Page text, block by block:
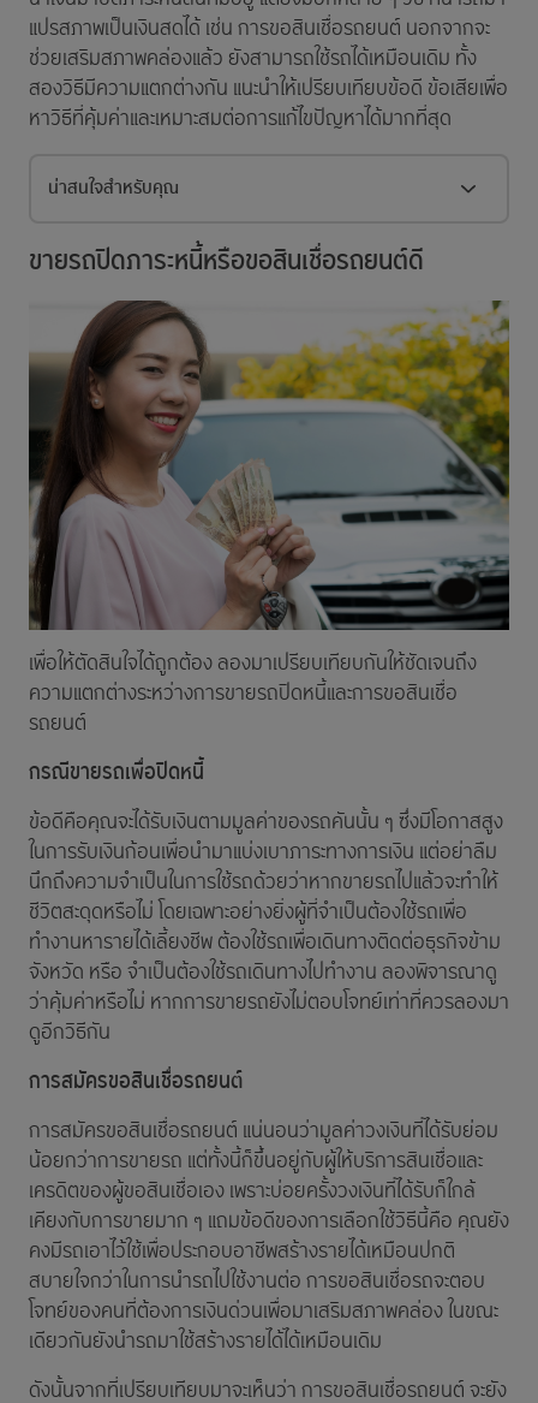
แปรสภาพเป็นเงินสดได้ เช่น การขอสินเชื่อรถยนต์ นอกจากจะ
ช่วยเสริมสภาพคล่องแล้ว ยังสามารถใช้รถได้เหมือนเดิม ทั้ง
สองวิธีมีความแตกต่างกัน แนะนำให้เปรียบเทียบข้อดี ข้อเสียเพื่อ
หาวิธีที่คุ้มค่าและเหมาะสมต่อการแก้ไขปัญหาได้มากที่สุด
น่าสนใจสำหรับคุณ
ขายรถปิดภาระหนี้หรือขอสินเชื่อรถยนต์ดี
เพื่อให้ตัดสินใจได้ถูกต้อง ลองมาเปรียบเทียบกันให้ชัดเจนถึง
ความแตกต่างระหว่างการขายรถปิดหนี้และการขอสินเชื่อ
รถยนต์
กรณีขายรถเพื่อปิดหนี้
ข้อดีคือคุณจะได้รับเงินตามมูลค่าของรถคันนั้น ๆ ซึ่งมีโอกาสสูง
ในการรับเงินก้อนเพื่อนำมาแบ่งเบาภาระทางการเงิน แต่อย่าลืม
นึกถึงความจำเป็นในการใช้รถด้วยว่าหากขายรถไปแล้วจะทำให้
ชีวิตสะดุดหรือไม่ โดยเฉพาะอย่างยิ่งผู้ที่จำเป็นต้องใช้รถเพื่อ
ทำงานหารายได้เลี้ยงชีพ ต้องใช้รถเพื่อเดินทางติดต่อธุรกิจข้าม
จังหวัด หรือ จำเป็นต้องใช้รถเดินทางไปทำงาน ลองพิจารณาดู
ว่าคุ้มค่าหรือไม่ หากการขายรถยังไม่ตอบโจทย์เท่าที่ควรลองมา
ดูอีกวิธีกัน
การสมัครขอสินเชื่อรถยนต์
การสมัครขอสินเชื่อรถยนต์ แน่นอนว่ามูลค่าวงเงินที่ได้รับย่อม
น้อยกว่าการขายรถ แต่ทั้งนี้ก็ขึ้นอยู่กับผู้ให้บริการสินเชื่อและ
เครดิตของผู้ขอสินเชื่อเอง เพราะบ่อยครั้งวงเงินที่ได้รับก็ใกล้
เคียงกับการขายมาก ๆ แถมข้อดีของการเลือกใช้วิธีนี้คือ คุณยัง
คงมีรถเอาไว้ใช้เพื่อประกอบอาชีพสร้างรายได้เหมือนปกติ
สบายใจกว่าในการนำรถไปใช้งานต่อ การขอสินเชื่อรถจะตอบ
โจทย์ของคนที่ต้องการเงินด่วนเพื่อมาเสริมสภาพคล่อง ในขณะ
เดียวกันยังนำรถมาใช้สร้างรายได้ได้เหมือนเดิม
ดังนั้นจากที่เปรียบเทียบมาจะเห็นว่า การขอสินเชื่อรถยนต์ จะยัง